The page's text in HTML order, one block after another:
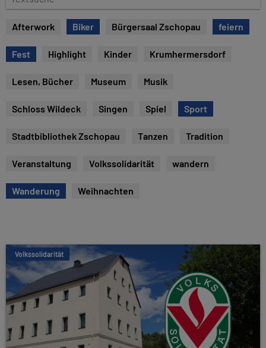
e
s
u
Afterwork Biker Bürgersaal Zschopau feiern
Fest Highlight Kinder Krumhermersdorf
Lesen, Bücher Museum Musik
Schloss Wildeck Singen Spiel Sport
Stadtbibliothek Zschopau Tanzen Tradition
Veranstaltung Volkssolidarität wandern
Wanderung Weihnachten
Volkssolidarität